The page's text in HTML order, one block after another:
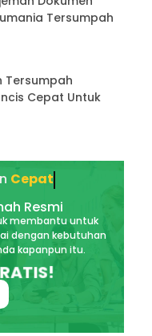
Tersumpah
Tersumpah
Cepat Untuk
Akurat
Resmi
membantu untuk
dengan kebutuhan
kapanpun itu.